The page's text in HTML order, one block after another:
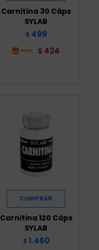
Carnitina 30 Cáps
SYLAB
$ 499
$ 424
Carnitina 120 Cáps
SYLAB
$ 1.460